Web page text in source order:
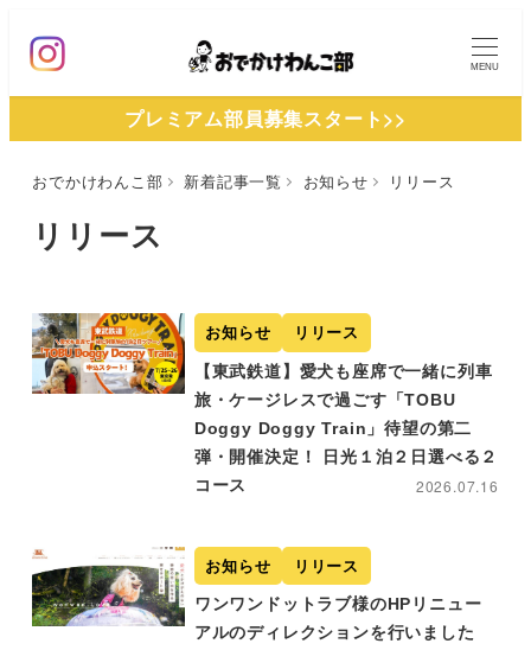
ン
MENU
プレミアム部員募集スタート>>
おでかけわんこ部 新着記事一覧 お知らせ リリース
リリース
お知らせ リリース
【東武鉄道】愛犬も座席で一緒に列車
旅・ケージレスで過ごす「TOBU
Doggy Doggy Train」待望の第二
弾・開催決定！ 日光１泊２日選べる２
コース
2026.07.16
お知らせ リリース
ワンワンドットラブ様のHPリニュー
アルのディレクションを行いました